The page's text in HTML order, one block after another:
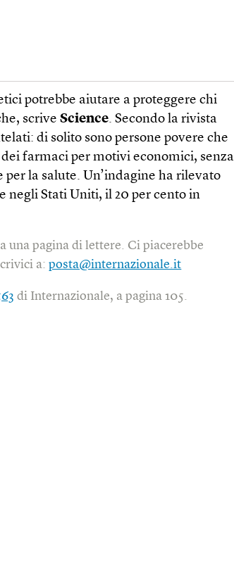
potrebbe aiutare a proteggere chi
scriveScience. Secondo la rivista
di solito sono persone povere che
farmaci per motivi economici, senza
la salute. Un’indagine ha rilevato
negli Stati Uniti, il 20 per cento in
una pagina di lettere. Ci piacerebbe
a:posta@internazionale.it
di Internazionale, a pagina 105.